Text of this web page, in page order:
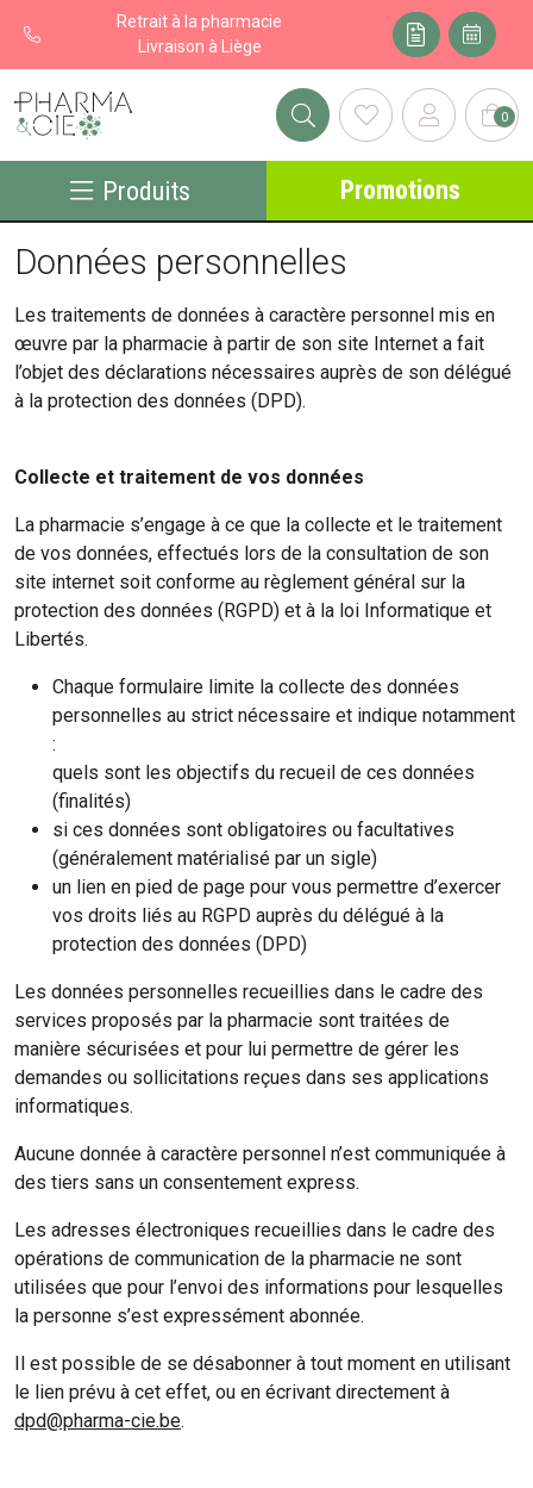
Retrait à la pharmacie
Livraison à Liège
Pharma&cie - Pharmacie des Franchises Votre export 0
Produits Promotions
Données personnelles
Les traitements de données à caractère personnel mis en
œuvre par la pharmacie à partir de son site Internet a fait
l’objet des déclarations nécessaires auprès de son délégué
à la protection des données (DPD).
Collecte et traitement de vos données
La pharmacie s’engage à ce que la collecte et le traitement
de vos données, effectués lors de la consultation de son
site internet soit conforme au règlement général sur la
protection des données (RGPD) et à la loi Informatique et
Libertés.
Chaque formulaire limite la collecte des données
personnelles au strict nécessaire et indique notamment
:
quels sont les objectifs du recueil de ces données
(finalités)
si ces données sont obligatoires ou facultatives
(généralement matérialisé par un sigle)
un lien en pied de page pour vous permettre d’exercer
vos droits liés au RGPD auprès du délégué à la
protection des données (DPD)
Les données personnelles recueillies dans le cadre des
services proposés par la pharmacie sont traitées de
manière sécurisées et pour lui permettre de gérer les
demandes ou sollicitations reçues dans ses applications
informatiques.
Aucune donnée à caractère personnel n’est communiquée à
des tiers sans un consentement express.
Les adresses électroniques recueillies dans le cadre des
opérations de communication de la pharmacie ne sont
utilisées que pour l’envoi des informations pour lesquelles
la personne s’est expressément abonnée.
Il est possible de se désabonner à tout moment en utilisant
le lien prévu à cet effet, ou en écrivant directement à
dpd@pharma-cie.be.